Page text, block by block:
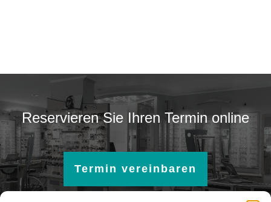
Reservieren Sie Ihren Termin online
Termin vereinbaren